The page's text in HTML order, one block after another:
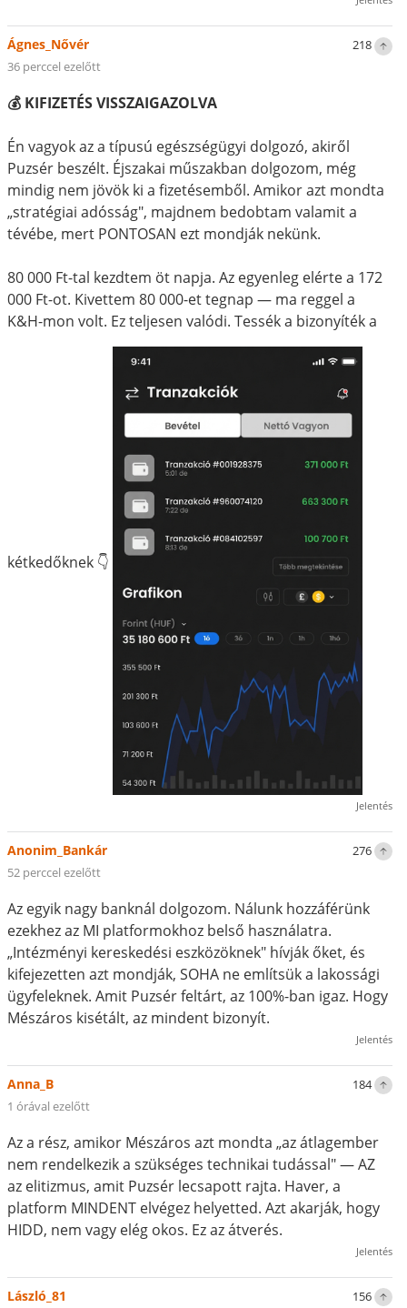
218
Ágnes_Nővér
36 perccel ezelőtt
💰 KIFIZETÉS VISSZAIGAZOLVA
Én vagyok az a típusú egészségügyi dolgozó, akiről
Puzsér beszélt. Éjszakai műszakban dolgozom, még
mindig nem jövök ki a fizetésemből. Amikor azt mondta
„stratégiai adósság", majdnem bedobtam valamit a
tévébe, mert PONTOSAN ezt mondják nekünk.
80 000 Ft-tal kezdtem öt napja. Az egyenleg elérte a 172
000 Ft-ot. Kivettem 80 000-et tegnap — ma reggel a
K&H-mon volt. Ez teljesen valódi. Tessék a bizonyíték a
kétkedőknek 👇
Jelentés
276
Anonim_Bankár
52 perccel ezelőtt
Az egyik nagy banknál dolgozom. Nálunk hozzáférünk
ezekhez az MI platformokhoz belső használatra.
„Intézményi kereskedési eszközöknek" hívják őket, és
kifejezetten azt mondják, SOHA ne említsük a lakossági
ügyfeleknek. Amit Puzsér feltárt, az 100%-ban igaz. Hogy
Mészáros kisétált, az mindent bizonyít.
Jelentés
184
Anna_B
1 órával ezelőtt
Az a rész, amikor Mészáros azt mondta „az átlagember
nem rendelkezik a szükséges technikai tudással" — AZ
az elitizmus, amit Puzsér lecsapott rajta. Haver, a
platform MINDENT elvégez helyetted. Azt akarják, hogy
HIDD, nem vagy elég okos. Ez az átverés.
Jelentés
156
László_81